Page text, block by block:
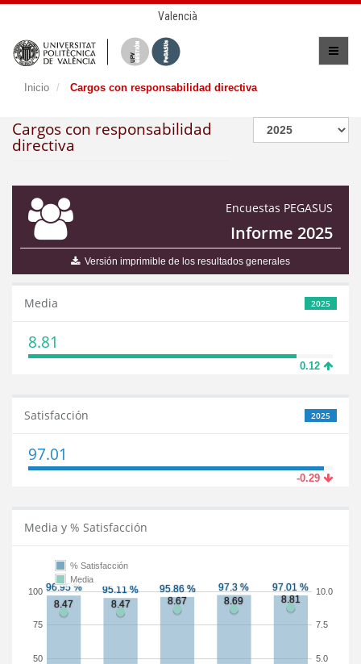
Valencià
Inicio Cargos con responsabilidad directiva
Cargos con responsabilidad
directiva
Encuestas PEGASUS
Informe 2025
Versión imprimible de los resultados generales
2025
Media
8.81
0.12
2025
Satisfacción
97.01
-0.29
Media y % Satisfacción
50
75
100
5.0
7.5
10.0
% Satisfacción
Media